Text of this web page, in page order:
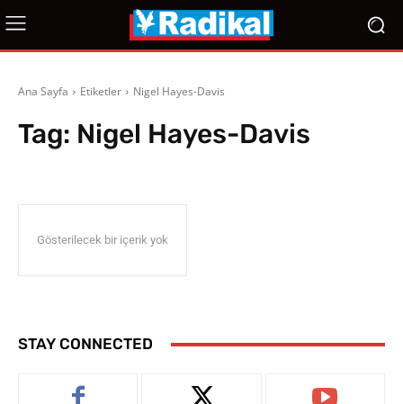
Ana Sayfa Etiketler Nigel Hayes-Davis
Tag: Nigel Hayes-Davis
Gösterilecek bir içerik yok
STAY CONNECTED